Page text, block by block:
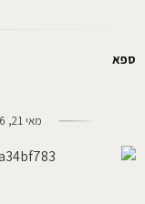
ספא
מאי 21, 2026